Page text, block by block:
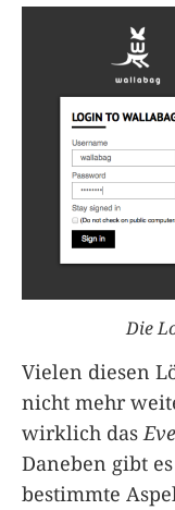
Die
Vielen diesen
nicht mehr
wirklich das
Daneben gibt
bestimmte